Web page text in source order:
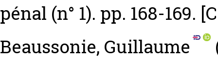
pénal (n° 1). pp. 168-169.
Beaussonie, Guillaume